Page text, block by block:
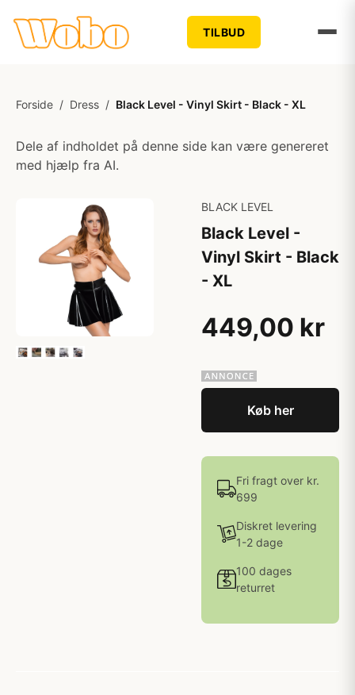
TILBUD
Forside / Dress / Black Level - Vinyl Skirt - Black - XL
Dele af indholdet på denne side kan være genereret
med hjælp fra AI.
BLACK LEVEL
Black Level -
Vinyl Skirt - Black
- XL
449,00 kr
Køb her
Fri fragt over kr.
699
Diskret levering
1-2 dage
100 dages
returret